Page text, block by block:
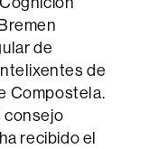
de
de
Compostela.
consejo
recibido el